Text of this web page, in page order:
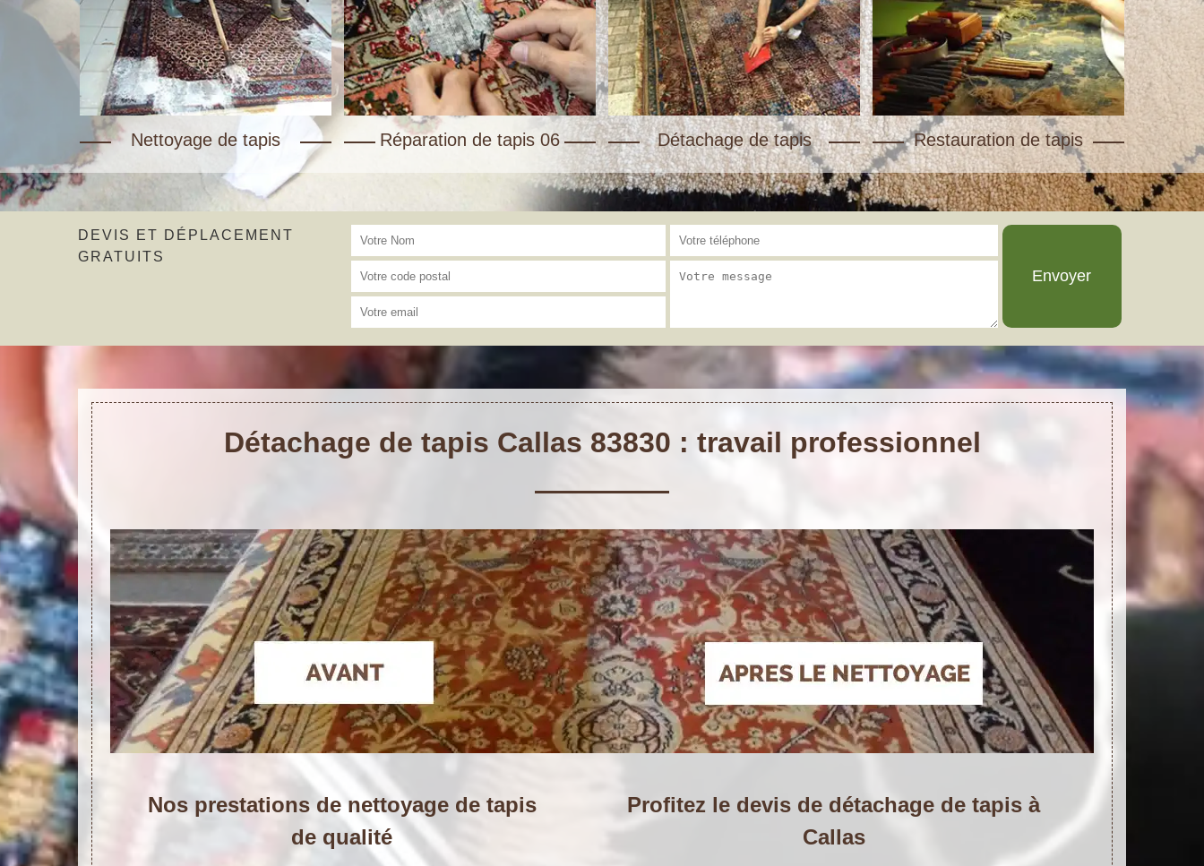
Nettoyage de tapis Réparation de tapis 06 Détachage de tapis Restauration de tapis
DEVIS ET DÉPLACEMENT
GRATUITS
Détachage de tapis Callas 83830 : travail professionnel
Nos prestations de nettoyage de tapis
de qualité
Profitez le devis de détachage de tapis à
Callas